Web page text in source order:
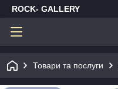
ROCK- GALLERY
Товари та послуги